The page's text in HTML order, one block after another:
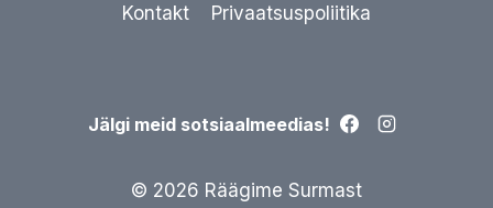
Kontakt Privaatsuspoliitika
Jälgi meid sotsiaalmeedias!
© 2026 Räägime Surmast